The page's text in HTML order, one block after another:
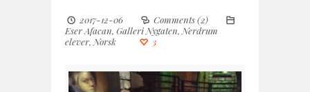
2017-12-06
Comments (2)
Eser Afacan, Galleri Nygaten, Nerdrum
elever, Norsk 3